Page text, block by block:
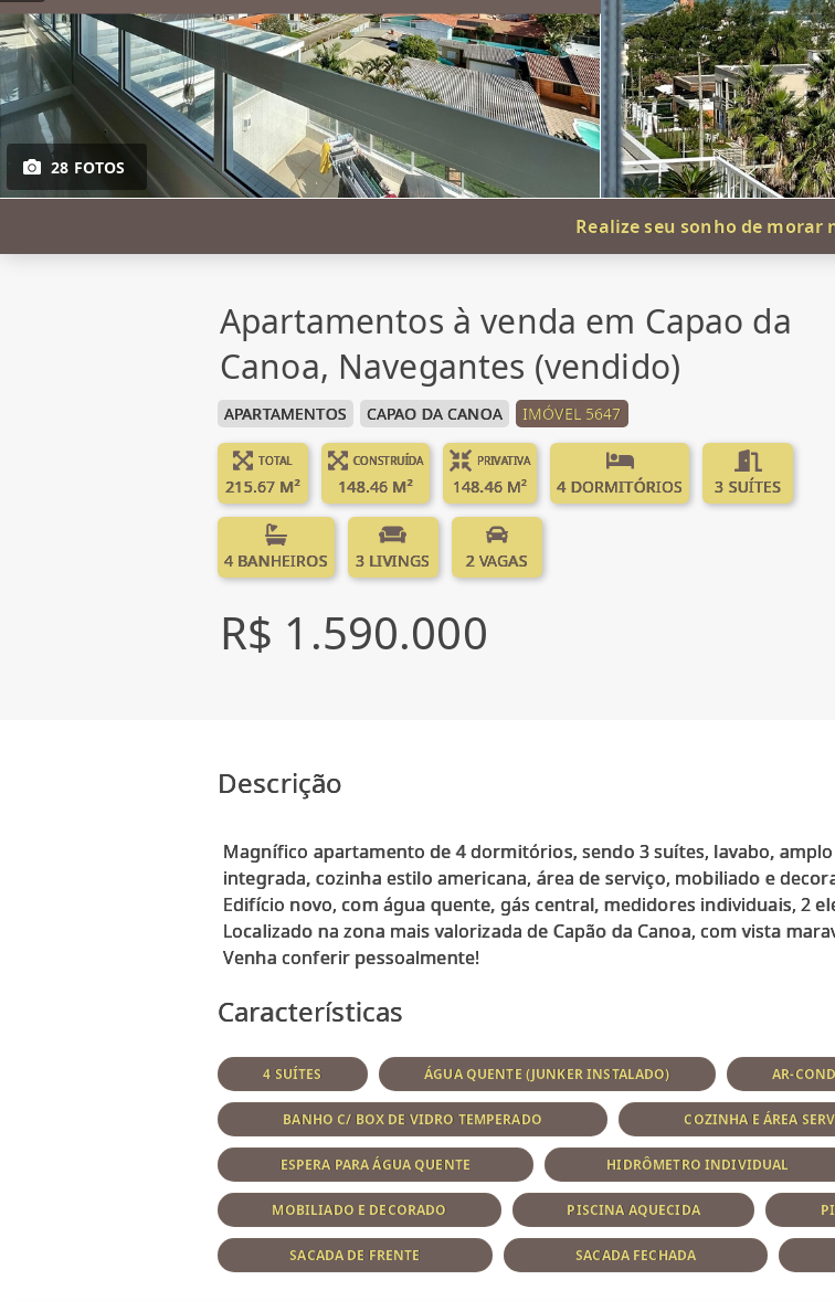
28 FOTOS
Realize seu sonho de morar
Apartamentos à venda em Capao da
Canoa, Navegantes (vendido)
APARTAMENTOS CAPAO DA CANOA IMÓVEL 5647
TOTAL
215.67 M²
CONSTRUÍDA
148.46 M²
PRIVATIVA
148.46 M² 4 DORMITÓRIOS 3 SUÍTES
4 BANHEIROS 3 LIVINGS 2 VAGAS
R$ 1.590.000
Descrição
Magnífico apartamento de 4 dormitórios, sendo 3 suítes, lavabo,
integrada, cozinha estilo americana, área de serviço, mobiliado e
Edifício novo, com água quente, gás central, medidores individuais, 2
Localizado na zona mais valorizada de Capão da Canoa, com vista
Características
4 SUÍTES ÁGUA QUENTE (JUNKER INSTALADO) AR-
BANHO C/ BOX DE VIDRO TEMPERADO COZINHA E ÁREA
ESPERA PARA ÁGUA QUENTE HIDRÔMETRO INDIVIDUAL
MOBILIADO E DECORADO PISCINA AQUECIDA
SACADA DE FRENTE SACADA FECHADA